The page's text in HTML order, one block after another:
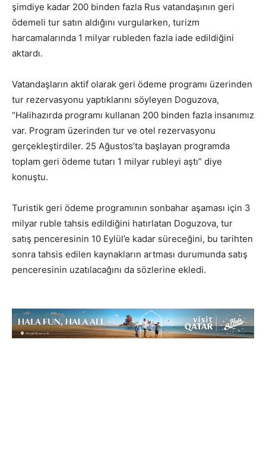
şimdiye kadar 200 binden fazla Rus vatandaşının geri
ödemeli tur satın aldığını vurgularken, turizm
harcamalarında 1 milyar rubleden fazla iade edildiğini
aktardı.
Vatandaşların aktif olarak geri ödeme programı üzerinden
tur rezervasyonu yaptıklarını söyleyen Doguzova,
“Halihazırda programı kullanan 200 binden fazla insanımız
var. Program üzerinden tur ve otel rezervasyonu
gerçekleştirdiler. 25 Ağustos’ta başlayan programda
toplam geri ödeme tutarı 1 milyar rubleyi aştı” diye
konuştu.
Turistik geri ödeme programının sonbahar aşaması için 3
milyar ruble tahsis edildiğini hatırlatan Doguzova, tur
satış penceresinin 10 Eylül’e kadar süreceğini, bu tarihten
sonra tahsis edilen kaynakların artması durumunda satış
penceresinin uzatılacağını da sözlerine ekledi.